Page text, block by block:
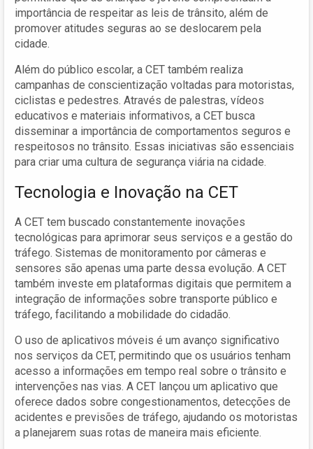
importância de respeitar as leis de trânsito, além de
promover atitudes seguras ao se deslocarem pela
cidade.
Além do público escolar, a CET também realiza
campanhas de conscientização voltadas para motoristas,
ciclistas e pedestres. Através de palestras, vídeos
educativos e materiais informativos, a CET busca
disseminar a importância de comportamentos seguros e
respeitosos no trânsito. Essas iniciativas são essenciais
para criar uma cultura de segurança viária na cidade.
Tecnologia e Inovação na CET
A CET tem buscado constantemente inovações
tecnológicas para aprimorar seus serviços e a gestão do
tráfego. Sistemas de monitoramento por câmeras e
sensores são apenas uma parte dessa evolução. A CET
também investe em plataformas digitais que permitem a
integração de informações sobre transporte público e
tráfego, facilitando a mobilidade do cidadão.
O uso de aplicativos móveis é um avanço significativo
nos serviços da CET, permitindo que os usuários tenham
acesso a informações em tempo real sobre o trânsito e
intervenções nas vias. A CET lançou um aplicativo que
oferece dados sobre congestionamentos, detecções de
acidentes e previsões de tráfego, ajudando os motoristas
a planejarem suas rotas de maneira mais eficiente.